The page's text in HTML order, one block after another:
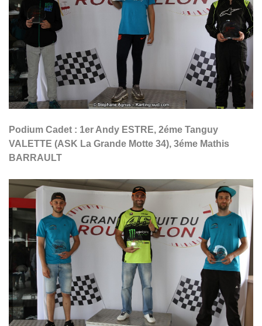
Podium Cadet : 1er Andy ESTRE, 2éme Tanguy
VALETTE (ASK La Grande Motte 34), 3éme Mathis
BARRAULT